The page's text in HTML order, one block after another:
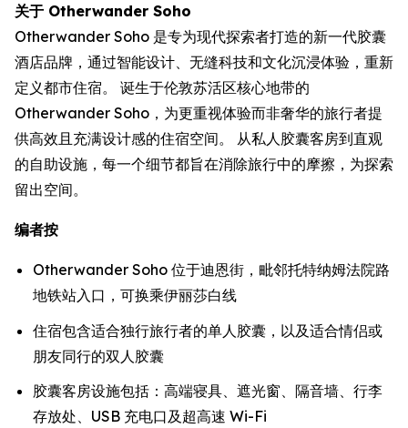
关于 Otherwander Soho
Otherwander Soho 是专为现代探索者打造的新一代胶囊
酒店品牌，通过智能设计、无缝科技和文化沉浸体验，重新
定义都市住宿。 诞生于伦敦苏活区核心地带的
Otherwander Soho，为更重视体验而非奢华的旅行者提
供高效且充满设计感的住宿空间。 从私人胶囊客房到直观
的自助设施，每一个细节都旨在消除旅行中的摩擦，为探索
留出空间。
编者按
Otherwander Soho 位于迪恩街，毗邻托特纳姆法院路
地铁站入口，可换乘伊丽莎白线
住宿包含适合独行旅行者的单人胶囊，以及适合情侣或
朋友同行的双人胶囊
胶囊客房设施包括：高端寝具、遮光窗、隔音墙、行李
存放处、USB 充电口及超高速 Wi-Fi